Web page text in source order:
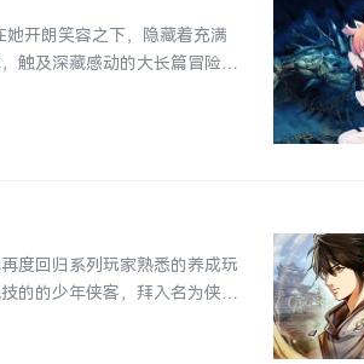
她开朗笑容之下，隐藏着充满
触及深藏感动的大长篇冒险
度回归系列玩家熟悉的养成玩
的的少年侠客，拜入名为侠隐